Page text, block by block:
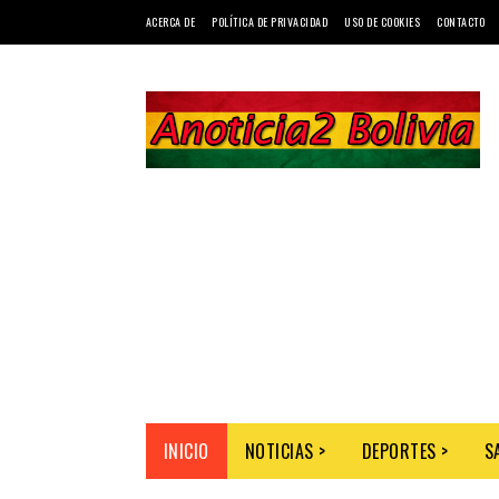
ACERCA DE POLÍTICA DE PRIVACIDAD USO DE COOKIES CONTACTO
INICIO NOTICIAS > DEPORTES >